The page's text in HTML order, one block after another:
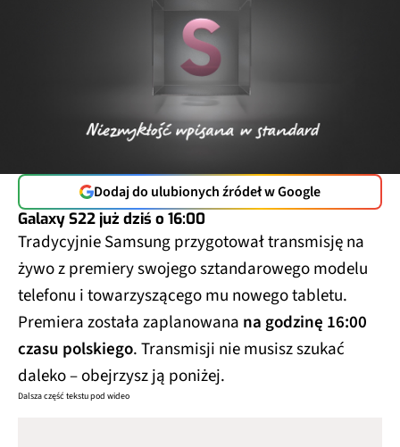
Dodaj do ulubionych źródeł w Google
Galaxy S22 już dziś o 16:00
Tradycyjnie Samsung przygotował transmisję na
żywo z premiery swojego sztandarowego modelu
telefonu i towarzyszącego mu nowego tabletu.
Premiera została zaplanowana na godzinę 16:00
czasu polskiego. Transmisji nie musisz szukać
daleko – obejrzysz ją poniżej.
Dalsza część tekstu pod wideo